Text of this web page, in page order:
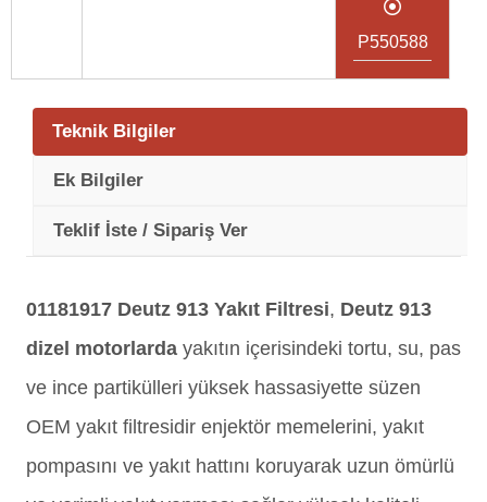
P550588
Teknik Bilgiler
Ek Bilgiler
Teklif İste / Sipariş Ver
01181917 Deutz 913 Yakıt Filtresi, Deutz 913
dizel motorlarda yakıtın içerisindeki tortu, su, pas
ve ince partikülleri yüksek hassasiyette süzen
OEM yakıt filtresidir enjektör memelerini, yakıt
pompasını ve yakıt hattını koruyarak uzun ömürlü